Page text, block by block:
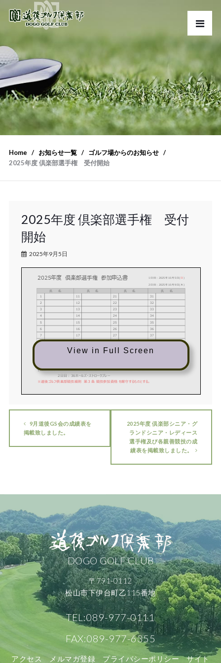
Home お知らせ一覧
ゴルフ場からのお知らせ
2025年度 倶楽部選手権 受付開始
2025年度 倶楽部選手権 受付
開始
2025年9月5日
View in Full Screen
※道後ゴルフ倶楽部競技細則 第３条 競技参加資格 を厳守するものとする。
【競技方法】 1日目：36ホールズ・ストロークプレー（CUT：16位タイまで）
【競技方法】2日目：36ホールズ・ストロークプレー
1 日 目 2025 年 10 月 5 日 ( 日 )
2 日 目 2025 年 10 月 9 日 ( 木 )
2025年度 倶楽部選手権 参加申込書
40
20 30
29 岡田 修治
8
36
7 17 27 37
6 16 26
34
5 15 25 35
4 14 24
32
3 13 23 33
21
2 12 22
氏 名 氏 名 氏 名
氏 名
31
1 11
9月道後GS会の成績表を
掲載致しました。
2025年度 倶楽部シニア・グ
ランドシニア・レディース
選手権及び各親善競技の成
績表を掲載致しました。
DOGO GOLF CLUB
〒791-0112
松山市下伊台町乙115番地
TEL:089-977-0111
FAX:089-977-6355
アクセス メルマガ登録 プライバシーポリシー サイト